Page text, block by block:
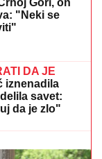
(FOTO)
"Neki se